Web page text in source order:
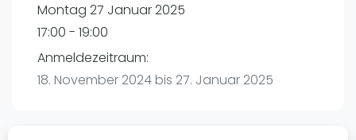
Ranking
Männer
Frauen
Montag 27 Januar 2025
17:00 - 19:00
Anmeldezeitraum:
18. November 2024 bis 27. Januar 2025